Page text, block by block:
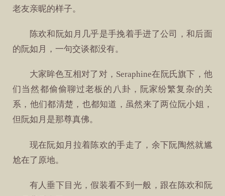
老友亲昵的样子。
陈欢和阮如月几乎是手挽着手进了公司，和后面
的阮如月，一句交谈都没有。
大家眸色互相对了对，Seraphine在阮氏旗下，他
们当然都偷偷聊过老板的八卦，阮家纷繁复杂的关
系，他们都清楚，也都知道，虽然来了两位阮小姐，
但阮如月是那尊真佛。
现在阮如月拉着陈欢的手走了，余下阮陶然就尴
尬在了原地。
有人垂下目光，假装看不到一般，跟在陈欢和阮